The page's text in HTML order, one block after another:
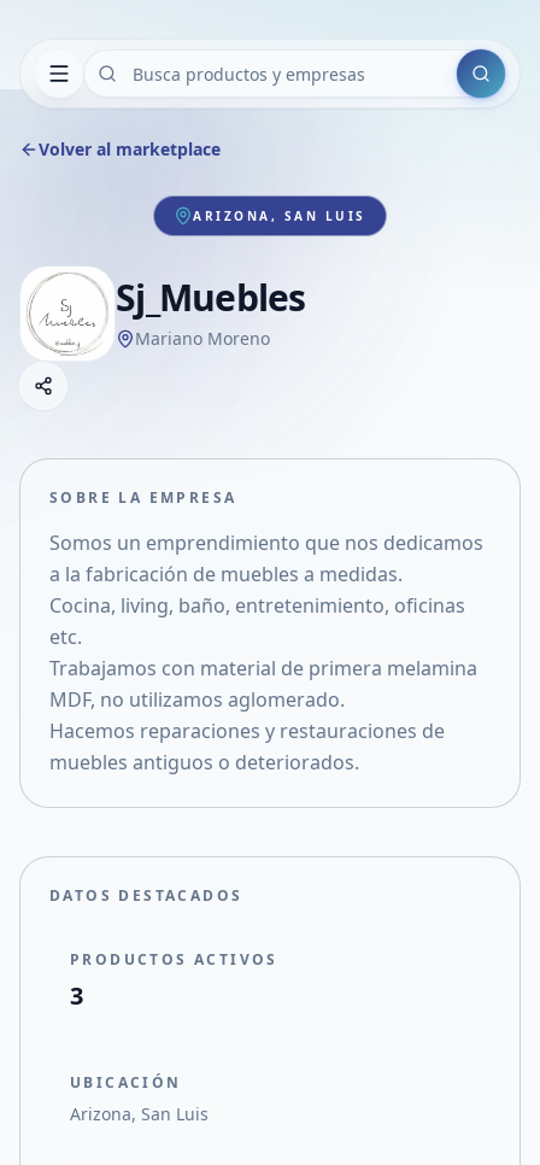
Buscar
Volver al marketplace
ARIZONA, SAN LUIS
Sj_Muebles
Mariano Moreno
Compartir empresa
Compartir en X
SOBRE LA EMPRESA
Somos un emprendimiento que nos dedicamos
a la fabricación de muebles a medidas.
Cocina, living, baño, entretenimiento, oficinas
etc.
Trabajamos con material de primera melamina
MDF, no utilizamos aglomerado.
Hacemos reparaciones y restauraciones de
muebles antiguos o deteriorados.
DATOS DESTACADOS
PRODUCTOS ACTIVOS
3
UBICACIÓN
Arizona, San Luis